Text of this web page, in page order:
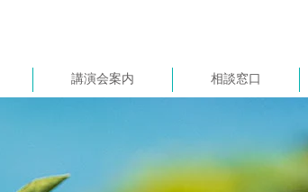
講演会案内 相談窓口